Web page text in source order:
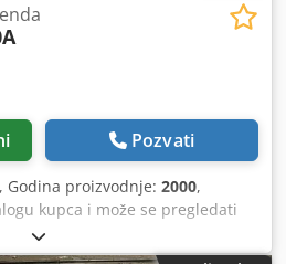
Pozvati
, Godina proizvodnje: 2000,
kupca i može se pregledati
Češka (Brno) Automat za
Godina proizvodnje: 2000